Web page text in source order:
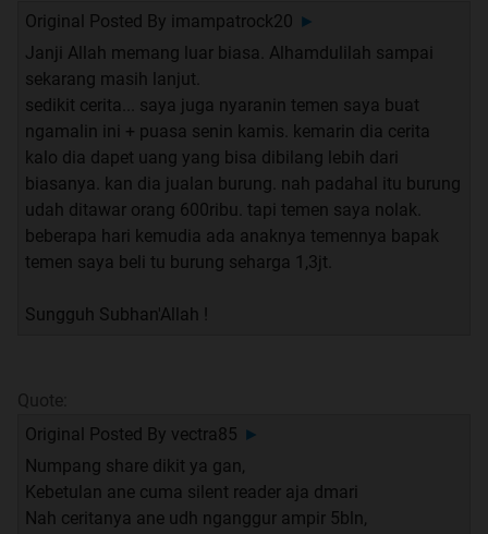
abis ashar ane baca lagi..
dan tiba2 ane dapet pesen dari jakarta (kantor ane di
bandung), barusan si investor nelp dan udah setuju
invest 50juta lagi
alhamdulillah, wah ane seneng banget gan bacanya,
emang ampuh banget al waqi'ah ini gan
orang susah2 nyari kekayaan ke gunung ato ke goa,
padahal ada yang Maha Kaya dan Maha Pengatur
segala sesuatu, tinggal minta aja ke Allah
waqi'ah ini gan, ane jg bakal berusaha istiqomah terus,
maap kalo kata2 ane ada yang salah gan
Mohon keikhlasan mengirimkan Al-Fatihah 1x setiap
akan mengamalkan kepada : Nabi Muhammad SAW, dan
Original Posted By imampatrock20 ►
Janji Allah memang luar biasa. Alhamdulilah sampai
sekarang masih lanjut.
sedikit cerita... saya juga nyaranin temen saya buat
ngamalin ini + puasa senin kamis. kemarin dia cerita
kalo dia dapet uang yang bisa dibilang lebih dari
biasanya. kan dia jualan burung. nah padahal itu burung
udah ditawar orang 600ribu. tapi temen saya nolak.
beberapa hari kemudia ada anaknya temennya bapak
temen saya beli tu burung seharga 1,3jt.
Sungguh Subhan'Allah !
Quote:
Original Posted By vectra85 ►
Numpang share dikit ya gan,
Kebetulan ane cuma silent reader aja dmari
Nah ceritanya ane udh nganggur ampir 5bln,